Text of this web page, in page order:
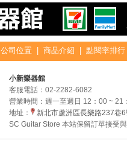
公司位置 商品介紹 點閱率排行
小新樂器館
客服電話： 02-2282-6082
營業時間：週一至週日 12：00 ~ 21
地址：
新北市蘆洲區長樂路237巷
SC Guitar Store 本站保留訂單接受